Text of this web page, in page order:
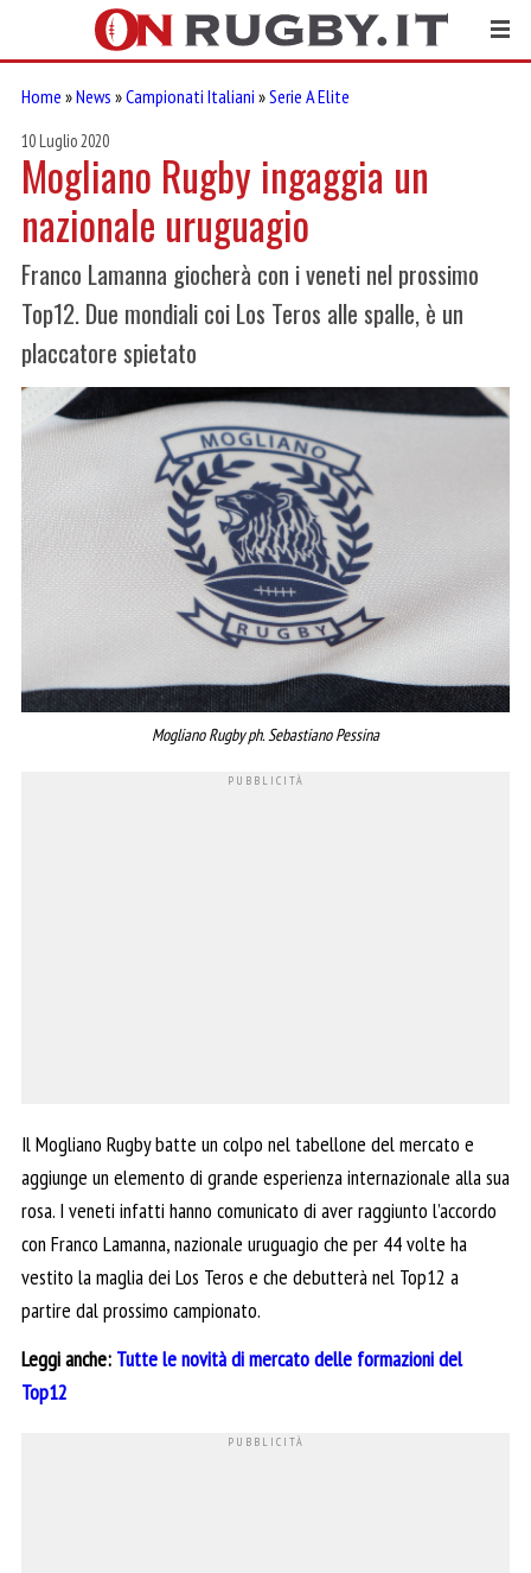
Home »News »Campionati Italiani »Serie A Elite
10 Luglio 2020
Mogliano Rugby ingaggia un
nazionale uruguagio
Franco Lamanna giocherà con i veneti nel prossimo
Top12. Due mondiali coi Los Teros alle spalle, è un
placcatore spietato
Mogliano Rugby ph. Sebastiano Pessina
Il Mogliano Rugby batte un colpo nel tabellone del mercato e
aggiunge un elemento di grande esperienza internazionale alla sua
rosa. I veneti infatti hanno comunicato di aver raggiunto l’accordo
con Franco Lamanna, nazionale uruguagio che per 44 volte ha
vestito la maglia dei Los Teros e che debutterà nel Top12 a
partire dal prossimo campionato.
Leggi anche: Tutte le novità di mercato delle formazioni del
Top12